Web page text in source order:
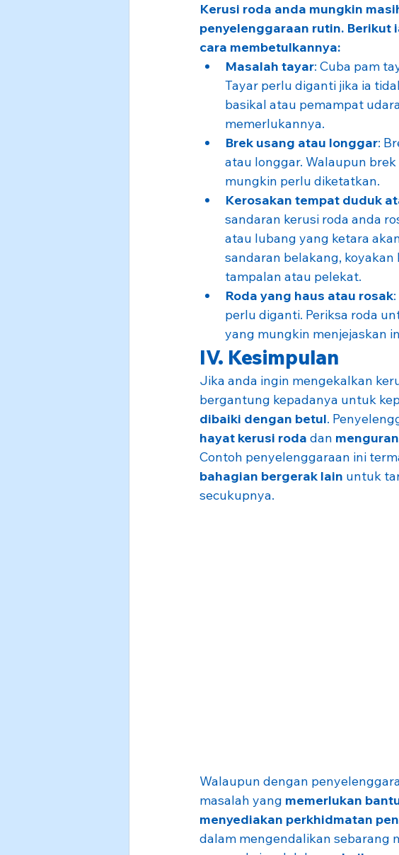
Kerusi roda anda mungkin
penyelenggaraan rutin. Berikut
cara membetulkannya:
Masalah tayar: Cuba pam
Tayar perlu diganti jika ia
basikal atau pemampat
memerlukannya.
Brek usang atau longgar:
atau longgar. Walaupun
mungkin perlu diketatkan.
Kerosakan tempat duduk
sandaran kerusi roda anda
atau lubang yang ketara
sandaran belakang,
tampalan atau pelekat.
Roda yang haus atau rosak
perlu diganti. Periksa roda
yang mungkin menjejaskan
IV. Kesimpulan
Jika anda ingin mengekalkan
bergantung kepadanya untuk
dibaiki dengan betul.
hayat kerusi roda dan
Contoh penyelenggaraan ini
bahagian bergerak lain untuk
secukupnya.
Walaupun dengan
masalah yang memerlukan
menyediakan perkhidmatan
dalam mengendalikan sebarang